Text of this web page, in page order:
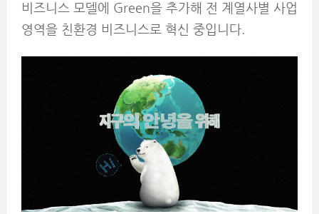
비즈니스 모델에 Green을 추가해 전 계열사별 사업
영역을 친환경 비즈니스로 혁신 중입니다.